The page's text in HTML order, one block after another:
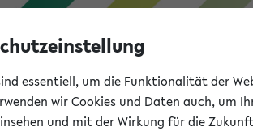
essentiell, um die Funktionalität der
wir Cookies und Daten auch, um
und mit der Wirkung für die